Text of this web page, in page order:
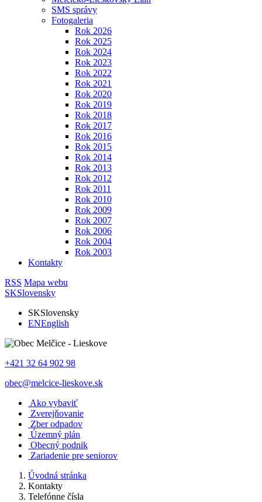
SMS správy
Fotogaleria
Rok 2026
Rok 2025
Rok 2024
Rok 2023
Rok 2022
Rok 2021
Rok 2020
Rok 2019
Rok 2018
Rok 2017
Rok 2016
Rok 2015
Rok 2014
Rok 2013
Rok 2012
Rok 2011
Rok 2010
Rok 2009
Rok 2007
Rok 2006
Rok 2004
Rok 2003
Kontakty
RSS Mapa webu
SKSlovensky
SKSlovensky
ENEnglish
+421 32 64 902 98
obec@melcice-lieskove.sk
Ako vybaviť
Zverejňovanie
Zber odpadov
Územný plán
Obecný podnik
Zariadenie pre seniorov
Úvodná stránka
Kontakty
Telefónne čísla